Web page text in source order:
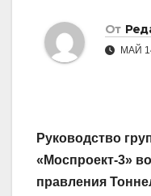
От
МАЙ
Руководство
«Моспроект-3»
правления